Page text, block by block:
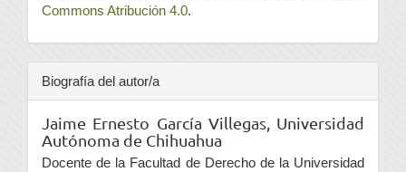
Commons Atribución 4.0.
Biografía del autor/a
Jaime Ernesto García Villegas, Universidad
Autónoma de Chihuahua
Docente de la Facultad de Derecho de la Universidad